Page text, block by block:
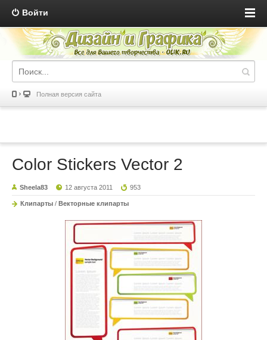
Войти
Полная версия сайта
Color Stickers Vector 2
Sheela83 12 августа 2011 953
Клипарты / Векторные клипарты